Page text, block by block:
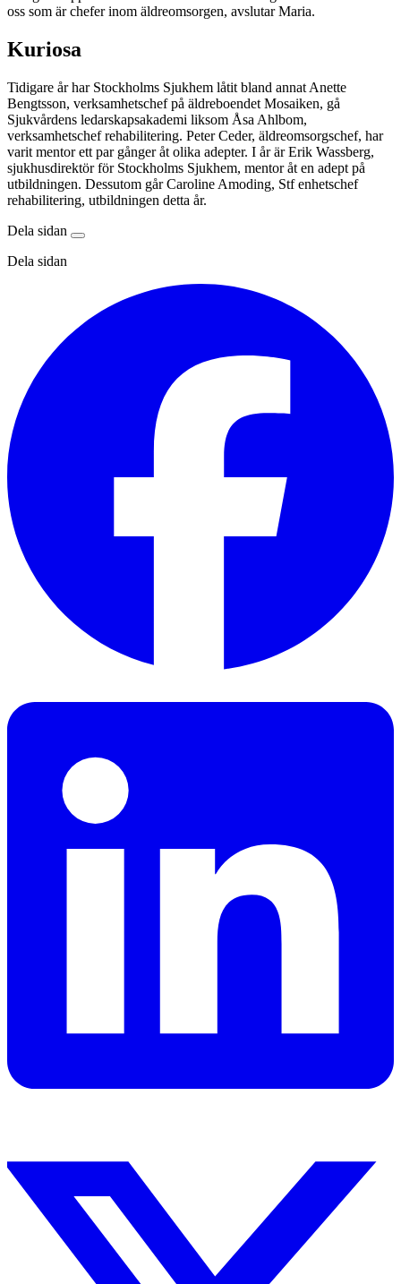
oss som är chefer inom äldreomsorgen, avslutar Maria.
Kuriosa
Tidigare år har Stockholms Sjukhem låtit bland annat Anette
Bengtsson, verksamhetschef på äldreboendet Mosaiken, gå
Sjukvårdens ledarskapsakademi liksom Åsa Ahlbom,
verksamhetschef rehabilitering. Peter Ceder, äldreomsorgschef, har
varit mentor ett par gånger åt olika adepter. I år är Erik Wassberg,
sjukhusdirektör för Stockholms Sjukhem, mentor åt en adept på
utbildningen. Dessutom går Caroline Amoding, Stf enhetschef
rehabilitering, utbildningen detta år.
Dela sidan
Dela sidan